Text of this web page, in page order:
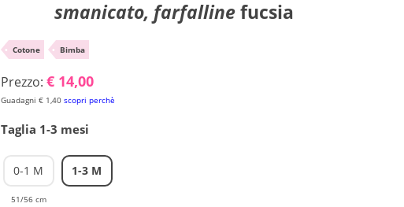
smanicato, farfallinefucsia
• Cotone • Bimba
Prezzo: € 14,00
Guadagni € 1,40 scopri perchè
Taglia 1-3 mesi
0-1 M
51/56 cm
1-3 M